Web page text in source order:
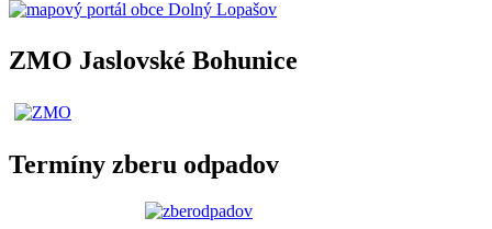
ZMO Jaslovské Bohunice
Termíny zberu odpadov